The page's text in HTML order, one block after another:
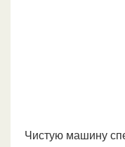
Чистую машину